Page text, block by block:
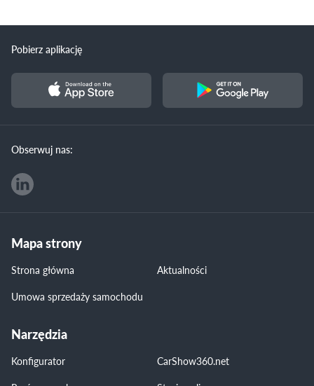
Pobierz aplikację
Obserwuj nas:
Mapa strony
Strona główna
Aktualności
Umowa sprzedaży samochodu
Narzędzia
Konfigurator
CarShow360.net